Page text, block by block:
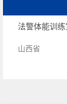
法警体能训练
山西省